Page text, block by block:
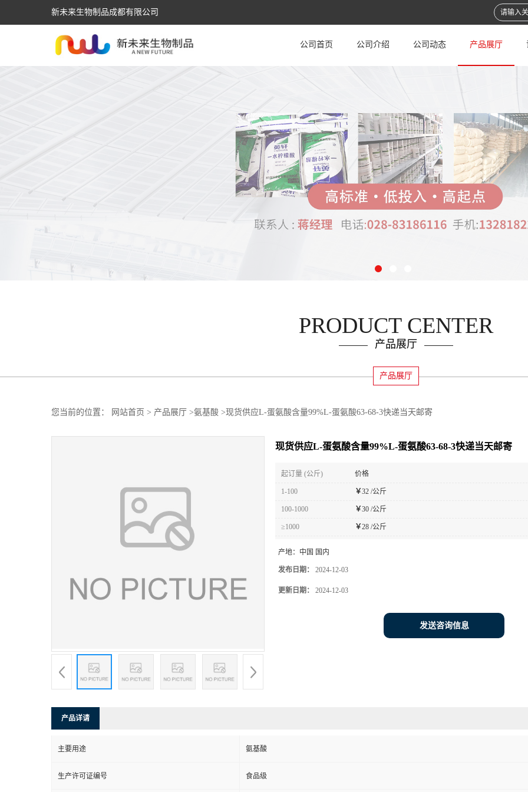
新未来生物制品成都有限公司
公司首页 公司介绍 公司动态 产品展厅
PRODUCT CENTER
产品展厅
产品展厅
您当前的位置： 网站首页 > 产品展厅 >氨基酸 >现货供应L-蛋氨酸含量99%L-蛋氨酸63-68-3快递当天邮寄
现货供应L-蛋氨酸含量99%L-蛋氨酸63-68-3快递当天邮寄
起订量 (公斤) 价格
1-100 ￥32 /公斤
100-1000 ￥30 /公斤
≥1000 ￥28 /公斤
产地： 中国 国内
发布日期： 2024-12-03
更新日期： 2024-12-03
发送咨询信息
产品详请
主要用途 氨基酸
生产许可证编号 食品级